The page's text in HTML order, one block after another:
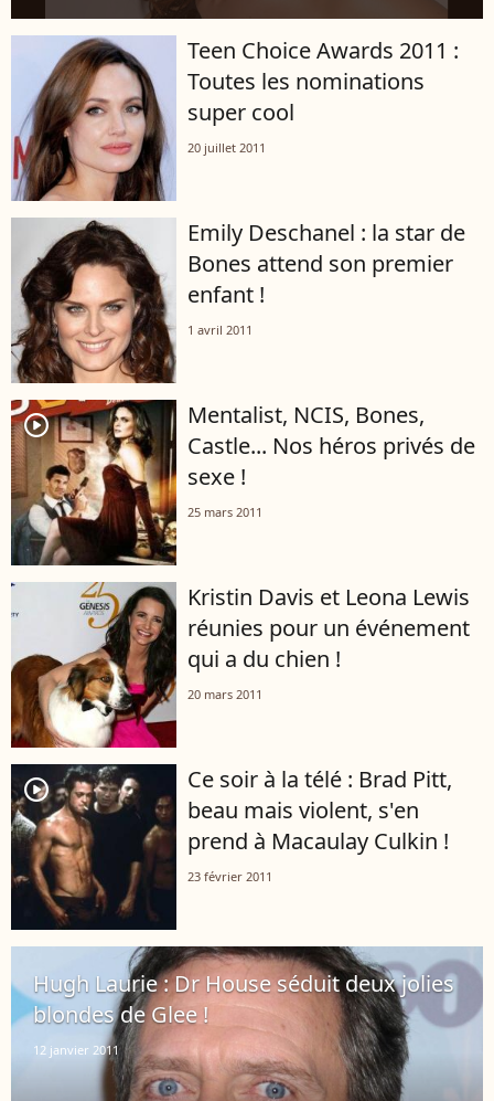
Teen Choice Awards 2011 :
Toutes les nominations
super cool
20 juillet 2011
Emily Deschanel : la star de
Bones attend son premier
enfant !
1 avril 2011
player2
Mentalist, NCIS, Bones,
Castle... Nos héros privés de
sexe !
25 mars 2011
Kristin Davis et Leona Lewis
réunies pour un événement
qui a du chien !
20 mars 2011
player2
Ce soir à la télé : Brad Pitt,
beau mais violent, s'en
prend à Macaulay Culkin !
23 février 2011
Hugh Laurie : Dr House séduit deux jolies
blondes de Glee !
12 janvier 2011